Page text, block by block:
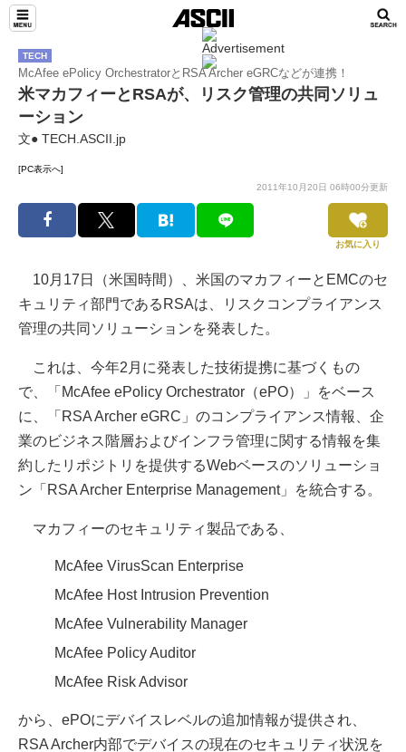
TECH
McAfee ePolicy OrchestratorとRSA Archer eGRCなどが連携！
米マカフィーとRSAが、リスク管理の共同ソリュ
ーション
文● TECH.ASCII.jp
[PC表示へ]
2011年10月20日 06時00分更新
お気に入り
10月17日（米国時間）、米国のマカフィーとEMCのセ
キュリティ部門であるRSAは、リスクコンプライアンス
管理の共同ソリューションを発表した。
これは、今年2月に発表した技術提携に基づくもの
で、「McAfee ePolicy Orchestrator（ePO）」をベース
に、「RSA Archer eGRC」のコンプライアンス情報、企
業のビジネス階層およびインフラ管理に関する情報を集
約したリポジトリを提供するWebベースのソリューショ
ン「RSA Archer Enterprise Management」を統合する。
マカフィーのセキュリティ製品である、
McAfee VirusScan Enterprise
McAfee Host Intrusion Prevention
McAfee Vulnerability Manager
McAfee Policy Auditor
McAfee Risk Advisor
から、ePOにデバイスレベルの追加情報が提供され、
RSA Archer内部でデバイスの現在のセキュリティ状況を